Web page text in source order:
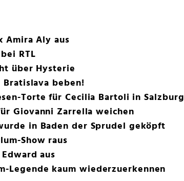
Amira Aly aus
RTL
über Hysterie
beben!
Torte für Cecilia Bartoli in Salzburg
Giovanni Zarrella weichen
in Baden der Sprudel geköpft
Show raus
aus
Legende kaum wiederzuerkennen